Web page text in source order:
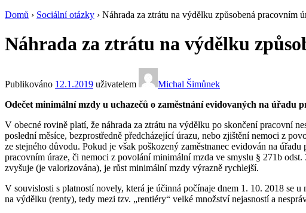
Domů › Sociální otázky › Náhrada za ztrátu na výdělku způsobená pracovním
Náhrada za ztrátu na výdělku
Publikováno 12.1.2019 uživatelem
Michal Šimůnek
Odečet minimální mzdy u uchazečů o zaměstnání evidovaných na úřadu
V obecné rovině platí, že náhrada za ztrátu na výdělku po skončení pracovní
poslední měsíce, bezprostředně předcházející úrazu, nebo zjištění nemoci z
ze stejného důvodu. Pokud je však poškozený zaměstnanec evidován na
pracovním úraze, či nemoci z povolání minimální mzda ve smyslu § 271b
zvyšuje (je valorizována), je růst minimální mzdy výrazně rychlejší.
V souvislosti s platností novely, která je účinná počínaje dnem 1. 10. 2018 se
na výdělku (renty), tedy mezi tzv. „rentiéry“ velké množství nejasností a